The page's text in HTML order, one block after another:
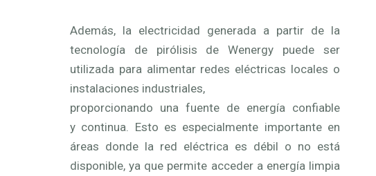
Además, la electricidad generada a partir de la
tecnología de pirólisis de Wenergy puede ser
utilizada para alimentar redes eléctricas locales o
instalaciones industriales,
proporcionando una fuente de energía confiable
y continua. Esto es especialmente importante en
áreas donde la red eléctrica es débil o no está
disponible, ya que permite acceder a energía limpia